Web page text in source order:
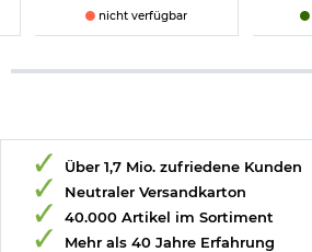
nicht verfügbar
Über 1,7 Mio. zufriedene Kunden
Neutraler Versandkarton
40.000 Artikel im Sortiment
Mehr als 40 Jahre Erfahrung